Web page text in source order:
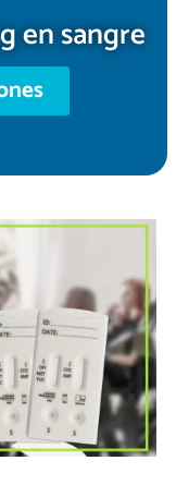
en sangre